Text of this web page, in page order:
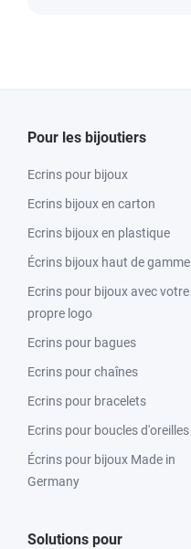
Pour les bijoutiers
Ecrins pour bijoux
Ecrins bijoux en carton
Ecrins bijoux en plastique
Écrins bijoux haut de gamme
Ecrins pour bijoux avec votre
propre logo
Ecrins pour bagues
Ecrins pour chaînes
Ecrins pour bracelets
Ecrins pour boucles d'oreilles
Écrins pour bijoux Made in
Germany
Solutions pour